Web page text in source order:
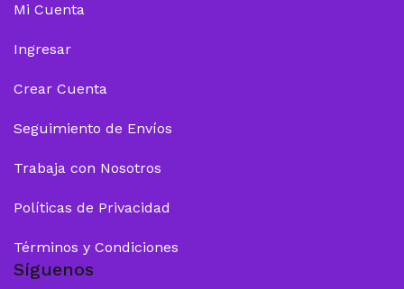
Mi Cuenta
Ingresar
Crear Cuenta
Seguimiento de Envíos
Trabaja con Nosotros
Políticas de Privacidad
Términos y Condiciones
Síguenos